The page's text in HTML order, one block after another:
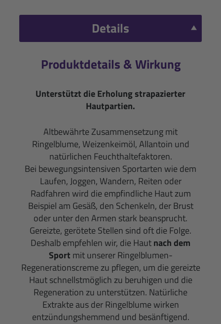
Details
Produktdetails & Wirkung
Unterstützt die Erholung strapazierter
Hautpartien.
Altbewährte Zusammensetzung mit
Ringelblume, Weizenkeimöl, Allantoin und
natürlichen Feuchthaltefaktoren.
Bei bewegungsintensiven Sportarten wie dem
Laufen, Joggen, Wandern, Reiten oder
Radfahren wird die empfindliche Haut zum
Beispiel am Gesäß, den Schenkeln, der Brust
oder unter den Armen stark beansprucht.
Gereizte, gerötete Stellen sind oft die Folge.
Deshalb empfehlen wir, die Hautnach dem
Sport mit unserer Ringelblumen-
Regenerationscreme zu pflegen, um die gereizte
Haut schnellstmöglich zu beruhigen und die
Regeneration zu unterstützen. Natürliche
Extrakte aus der Ringelblume wirken
entzündungshemmend und besänftigend.